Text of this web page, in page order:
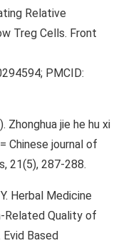
Relative
Treg Cells. Front
PMCID:
Zhonghua jie he hu xi
Chinese journal of
21(5), 287-288.
Herbal Medicine
Related Quality of
Based